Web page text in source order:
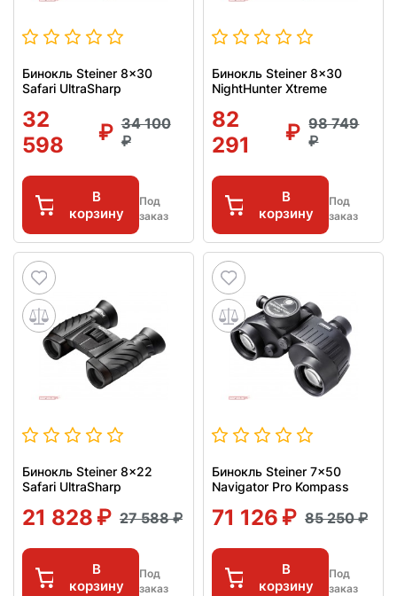
Бинокль Steiner 8x30
Safari UltraSharp
32
598
34 100
В
корзину
Под
заказ
Бинокль Steiner 8x30
NightHunter Xtreme
82
291
98 749
В
корзину
Под
заказ
Бинокль Steiner 8x22
Safari UltraSharp
21 828 27 588
В
корзину
Под
заказ
Бинокль Steiner 7x50
Navigator Pro Kompass
71 126 85 250
В
корзину
Под
заказ